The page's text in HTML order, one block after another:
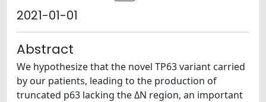
2021-01-01
Abstract
We hypothesize that the novel TP63 variant carried
by our patients, leading to the production of
truncated p63 lacking the ΔN region, an important